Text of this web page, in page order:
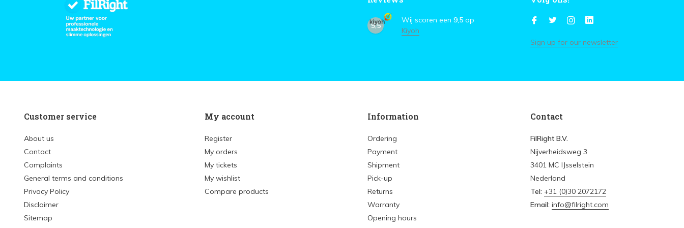
9,5
Wij scoren een 9,5 op
Kiyoh
Sign up for our newsletter
Customer service
About us
Contact
Complaints
General terms and conditions
Privacy Policy
Disclaimer
Sitemap
My account
Register
My orders
My tickets
My wishlist
Compare products
Information
Ordering
Payment
Shipment
Pick-up
Returns
Warranty
Opening hours
Contact
FilRight B.V.
Nijverheidsweg 3
3401 MC IJsselstein
Nederland
Tel: +31 (0)30 2072172
Email: info@filright.com